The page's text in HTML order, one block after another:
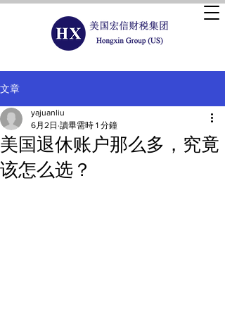
文章
美国退休账户那么多，究竟
该怎么选？
yajuanliu
6月2日 讀畢需時 1 分鐘